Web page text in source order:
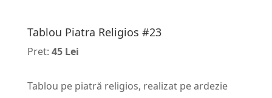
Tablou Piatra Religios #23
Pret: 45 Lei
Tablou pe piatră religios, realizat pe ardezie